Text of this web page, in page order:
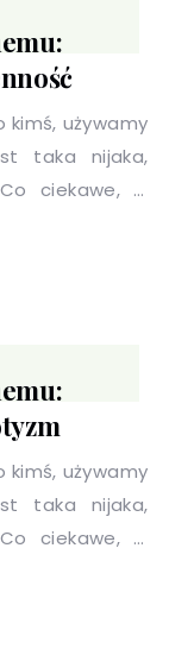
kimś, używamy
taka nijaka,
ciekawe, w
racji,
dla
obszarach
kimś, używamy
taka nijaka,
ciekawe, w
racji,
dla
obszarach